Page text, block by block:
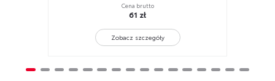
Cena brutto
61 zł
Zobacz szczegóły